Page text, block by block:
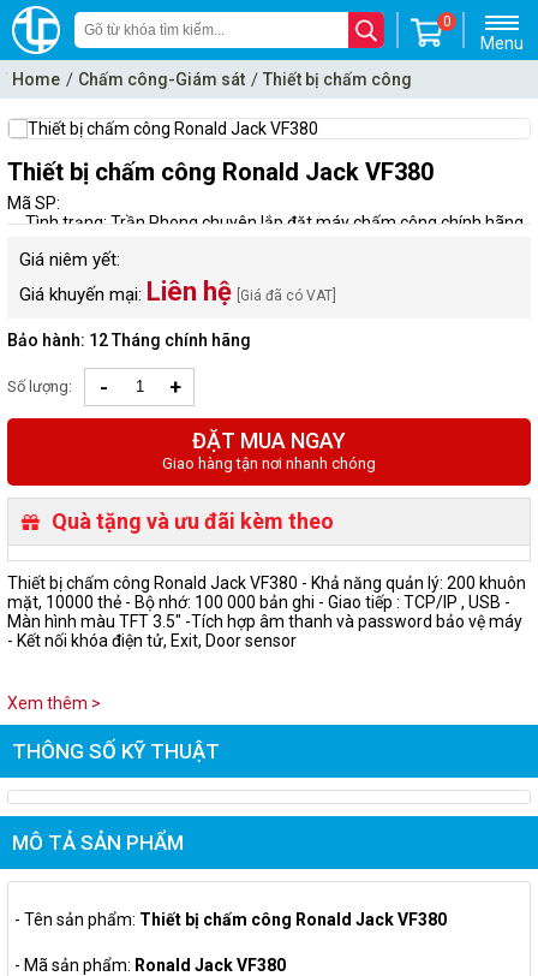
Menu
0
Home Chấm công-Giám sát Thiết bị chấm công
Thiết bị chấm công Ronald Jack VF380
Mã SP:
Tình trạng: Trần Phong chuyên lắp đặt máy chấm công chính hãng
Giá niêm yết:
Giá khuyến mại: Liên hệ [Giá đã có VAT]
Bảo hành: 12 Tháng chính hãng
Số lượng: - +
ĐẶT MUA NGAY
Giao hàng tận nơi nhanh chóng
Quà tặng và ưu đãi kèm theo
Thiết bị chấm công Ronald Jack VF380 - Khả năng quản lý: 200 khuôn
mặt, 10000 thẻ - Bộ nhớ: 100 000 bản ghi - Giao tiếp : TCP/IP , USB -
Màn hình màu TFT 3.5" -Tích hợp âm thanh và password bảo vệ máy
- Kết nối khóa điện tử, Exit, Door sensor
Xem thêm >
THÔNG SỐ KỸ THUẬT
MÔ TẢ SẢN PHẨM
- Tên sản phẩm: Thiết bị chấm công Ronald Jack VF380
- Mã sản phẩm: Ronald Jack VF380